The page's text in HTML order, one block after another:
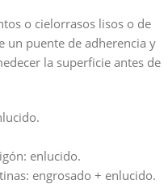
o cielorrasos lisos o de
un puente de adherencia y
la superficie antes de
enlucido.
engrosado + enlucido.